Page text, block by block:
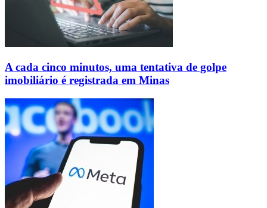
A cada cinco minutos, uma tentativa de golpe
imobiliário é registrada em Minas